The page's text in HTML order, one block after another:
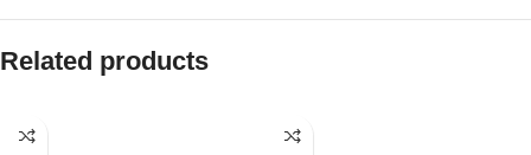
Related products